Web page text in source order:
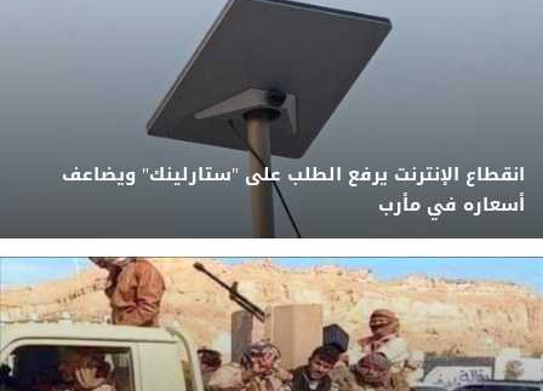
انقطاع الإنترنت يرفع الطلب على "ستارلينك" ويضاعف
أسعاره في مأرب